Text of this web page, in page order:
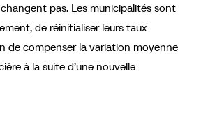
pas. Les municipalités sont
de réinitialiser leurs taux
de compenser la variation moyenne
à la suite d’une nouvelle